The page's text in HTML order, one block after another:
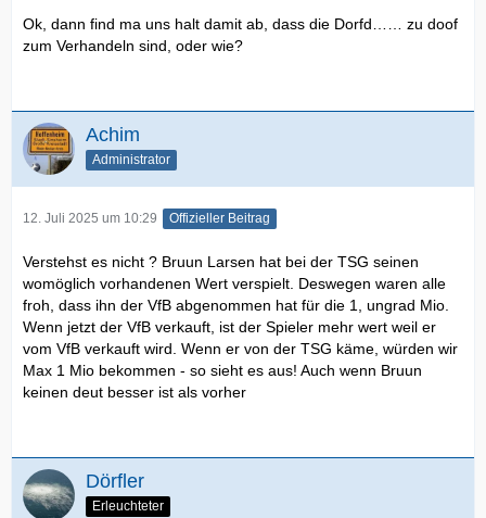
Ok, dann find ma uns halt damit ab, dass die Dorfd…… zu doof
zum Verhandeln sind, oder wie?
Achim
Administrator
12. Juli 2025 um 10:29 Offizieller Beitrag
Verstehst es nicht ? Bruun Larsen hat bei der TSG seinen
womöglich vorhandenen Wert verspielt. Deswegen waren alle
froh, dass ihn der VfB abgenommen hat für die 1, ungrad Mio.
Wenn jetzt der VfB verkauft, ist der Spieler mehr wert weil er
vom VfB verkauft wird. Wenn er von der TSG käme, würden wir
Max 1 Mio bekommen - so sieht es aus! Auch wenn Bruun
keinen deut besser ist als vorher
Dörfler
Erleuchteter